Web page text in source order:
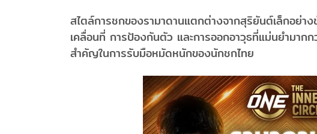
สไตล์การชกของรามาดานแตกต่างจากสุริยันต์เล็กอย่าง
เคลื่อนที่ การป้องกันตัว และการออกอาวุธที่แม่นยำมาก
สำคัญในการรับมือหมัดหนักของนักชกไทย